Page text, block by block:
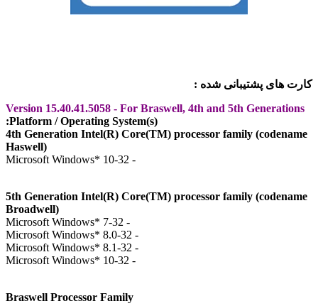
های پشتیبانی شده :
Version 15.40.41.5058 - For Braswell, 4th and 5th
Platform / Operating System(s):
4th Generation Intel(R) Core(TM) processor family
Haswell)
5th Generation Intel(R) Core(TM) processor family
Broadwell)
Braswell Processor Family